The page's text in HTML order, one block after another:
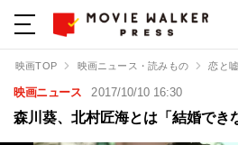
映画TOP 映画ニュース・読みもの 恋と嘘
映画ニュース 2017/10/10 16:30
森川葵、北村匠海とは「結婚でき